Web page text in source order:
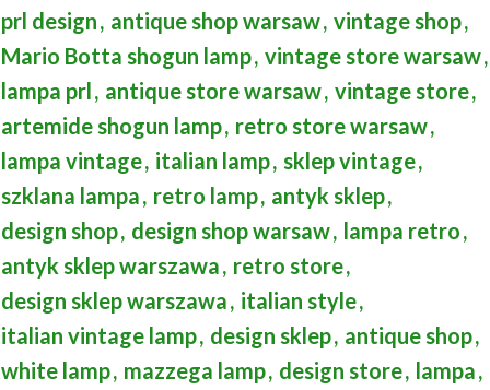
prl design, antique shop warsaw, vintage shop,
Mario Botta shogun lamp, vintage store warsaw,
lampa prl, antique store warsaw, vintage store,
artemide shogun lamp, retro store warsaw,
lampa vintage, italian lamp, sklep vintage,
szklana lampa, retro lamp, antyk sklep,
design shop, design shop warsaw, lampa retro,
antyk sklep warszawa, retro store,
design sklep warszawa, italian style,
italian vintage lamp, design sklep, antique shop,
white lamp, mazzega lamp, design store, lampa,